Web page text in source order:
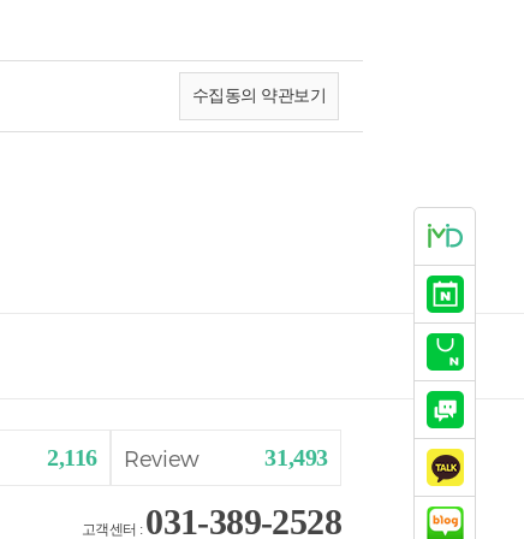
수집동의 약관보기
2,116 Review 31,493
고객센터 : 031-389-2528